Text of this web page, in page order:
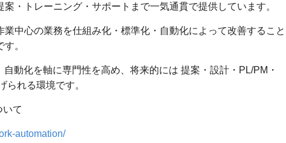
・トレーニング・サポートまで一気通貫で提供しています。
中心の業務を仕組み化・標準化・自動化によって改善すること
。
動化を軸に専門性を高め、将来的には 提案・設計・PL/PM・
られる環境です。
て
automation/